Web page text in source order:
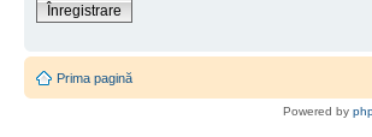
Înregistrare
Prima pagină
Powered by